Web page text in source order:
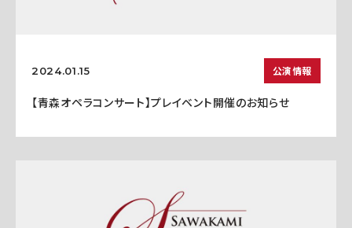
2024.01.15 公演情報
【青森オペラコンサート】プレイベント開催のお知らせ